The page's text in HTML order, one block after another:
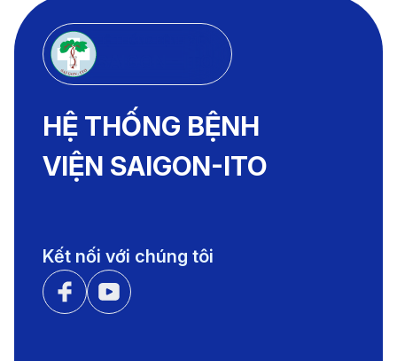
HỆ THỐNG BỆNH
VIỆN SAIGON-ITO
Kết nối với chúng tôi